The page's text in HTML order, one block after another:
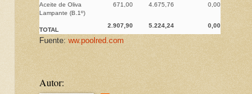
Aceite de Oliva
Lampante (B.1º)
671,00 4.675,76 0,00
TOTAL
2.907,90 5.224,24 0,00
Fuente: ww.poolred.com
Autor: